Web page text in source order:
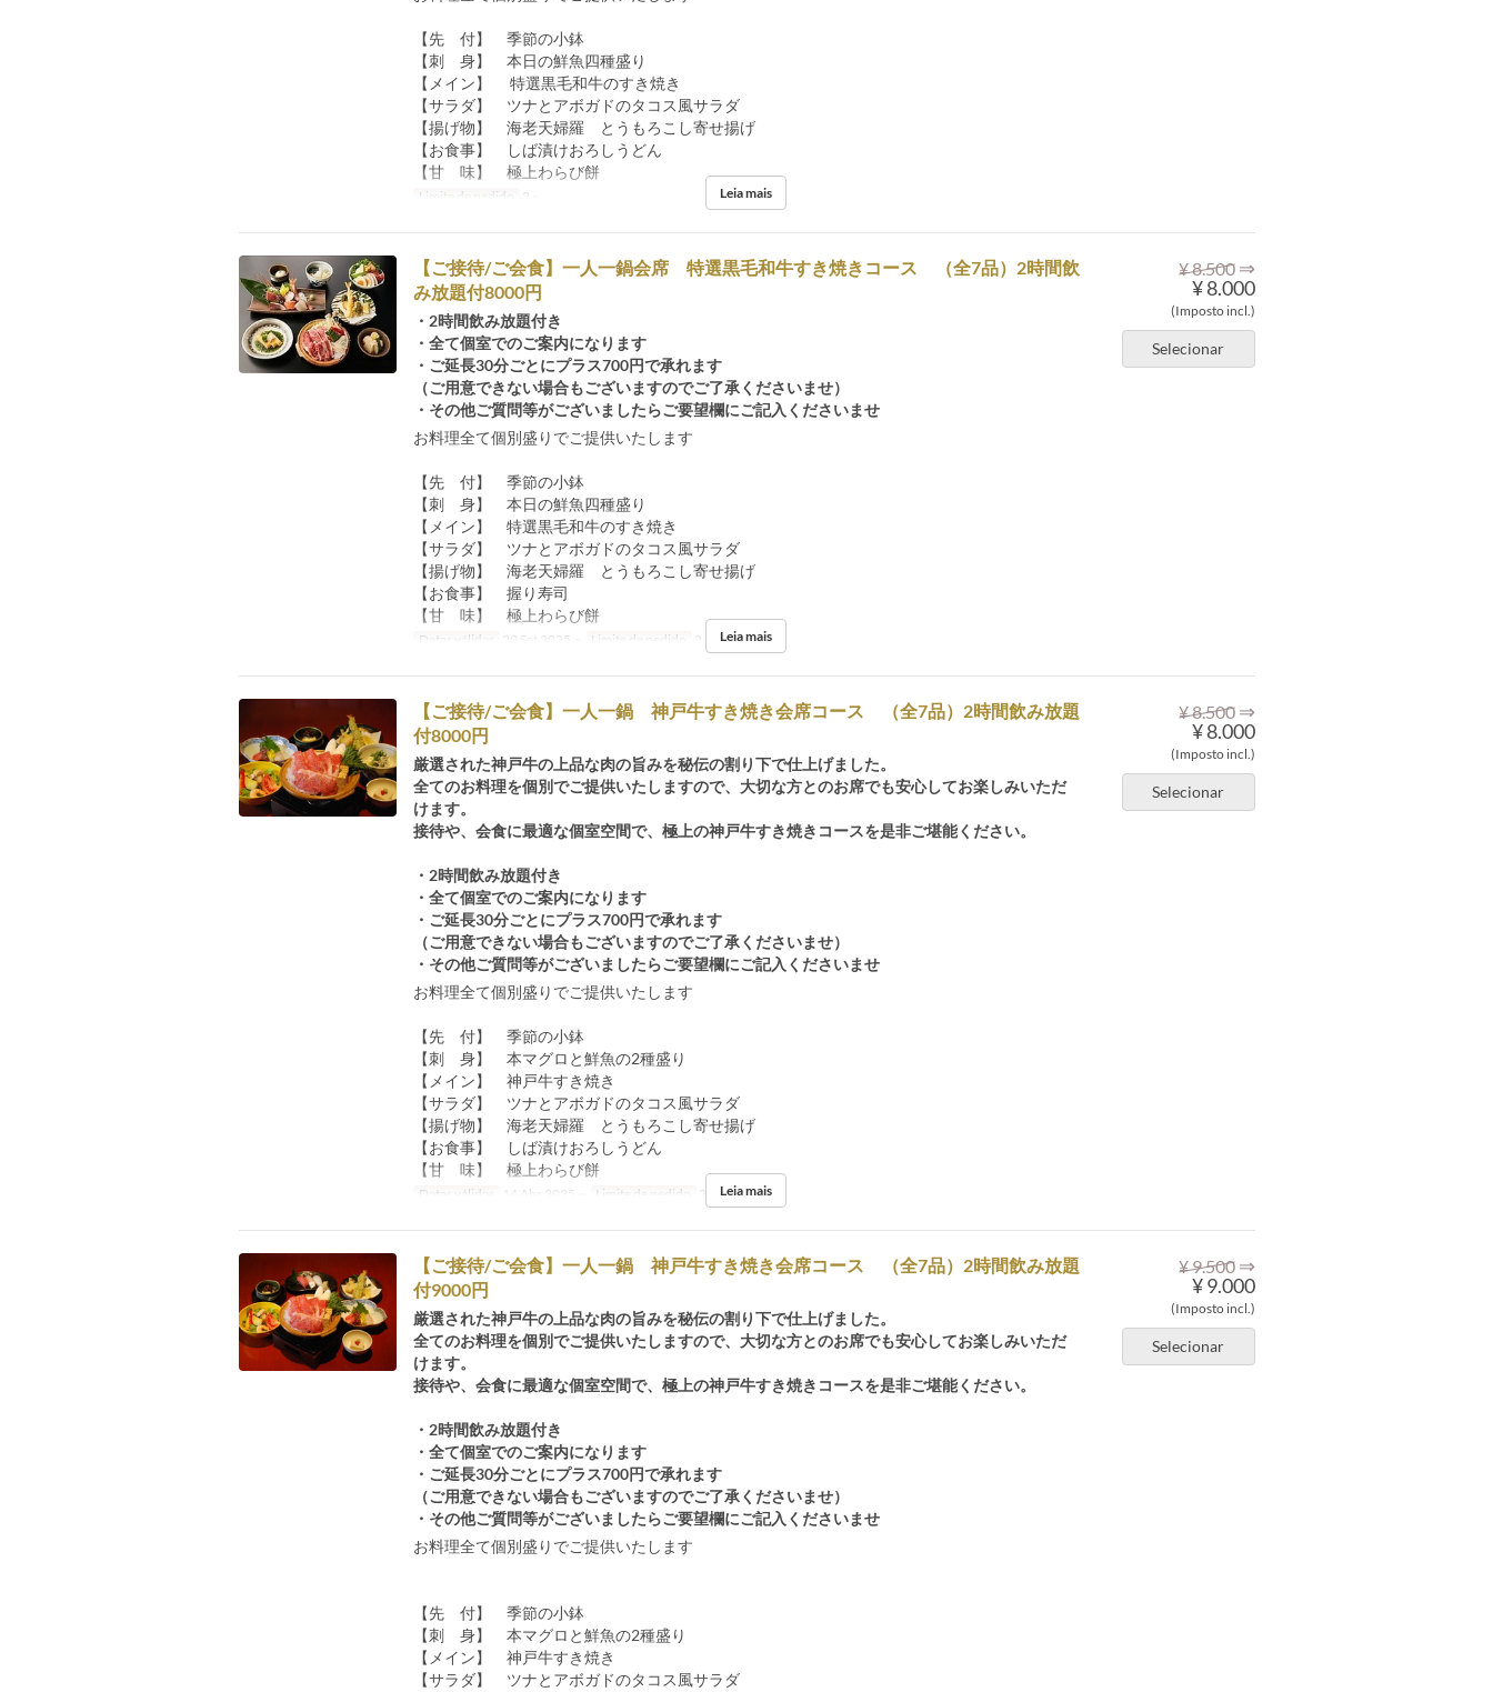
【先 付】 季節の小鉢
【刺 身】 本日の鮮魚四種盛り
【メイン】 特選黒毛和牛のすき焼き
【サラダ】 ツナとアボガドのタコス風サラダ
【揚げ物】 海老天婦羅 とうもろこし寄せ揚げ
【お食事】 しば漬けおろしうどん
【甘 味】 極上わらび餅
Limite de pedido 2 ~ Leia mais
¥ 8.500 ⇒
¥ 8.000
(Imposto incl.)
Selecionar
【ご接待/ご会食】一人一鍋会席 特選黒毛和牛すき焼きコース （全7品）2時間飲
み放題付8000円
・2時間飲み放題付き
・全て個室でのご案内になります
・ご延長30分ごとにプラス700円で承れます
（ご用意できない場合もございますのでご了承くださいませ）
・その他ご質問等がございましたらご要望欄にご記入くださいませ
お料理全て個別盛りでご提供いたします
【先 付】 季節の小鉢
【刺 身】 本日の鮮魚四種盛り
【メイン】 特選黒毛和牛のすき焼き
【サラダ】 ツナとアボガドのタコス風サラダ
【揚げ物】 海老天婦羅 とうもろこし寄せ揚げ
【お食事】 握り寿司
【甘 味】 極上わらび餅
Datas válidas 29 Set 2025 ~ Limite de pedido 2 ~ Leia mais
¥ 8.500 ⇒
¥ 8.000
(Imposto incl.)
Selecionar
【ご接待/ご会食】一人一鍋 神戸牛すき焼き会席コース （全7品）2時間飲み放題
付8000円
厳選された神戸牛の上品な肉の旨みを秘伝の割り下で仕上げました。
全てのお料理を個別でご提供いたしますので、大切な方とのお席でも安心してお楽しみいただ
けます。
接待や、会食に最適な個室空間で、極上の神戸牛すき焼きコースを是非ご堪能ください。
・2時間飲み放題付き
・全て個室でのご案内になります
・ご延長30分ごとにプラス700円で承れます
（ご用意できない場合もございますのでご了承くださいませ）
・その他ご質問等がございましたらご要望欄にご記入くださいませ
お料理全て個別盛りでご提供いたします
【先 付】 季節の小鉢
【刺 身】 本マグロと鮮魚の2種盛り
【メイン】 神戸牛すき焼き
【サラダ】 ツナとアボガドのタコス風サラダ
【揚げ物】 海老天婦羅 とうもろこし寄せ揚げ
【お食事】 しば漬けおろしうどん
【甘 味】 極上わらび餅
Datas válidas 14 Abr 2025 ~ Limite de pedido 2 ~ 18Leia mais
¥ 9.500 ⇒
¥ 9.000
(Imposto incl.)
Selecionar
【ご接待/ご会食】一人一鍋 神戸牛すき焼き会席コース （全7品）2時間飲み放題
付9000円
厳選された神戸牛の上品な肉の旨みを秘伝の割り下で仕上げました。
全てのお料理を個別でご提供いたしますので、大切な方とのお席でも安心してお楽しみいただ
けます。
接待や、会食に最適な個室空間で、極上の神戸牛すき焼きコースを是非ご堪能ください。
・2時間飲み放題付き
・全て個室でのご案内になります
・ご延長30分ごとにプラス700円で承れます
（ご用意できない場合もございますのでご了承くださいませ）
・その他ご質問等がございましたらご要望欄にご記入くださいませ
お料理全て個別盛りでご提供いたします
【先 付】 季節の小鉢
【刺 身】 本マグロと鮮魚の2種盛り
【メイン】 神戸牛すき焼き
【サラダ】 ツナとアボガドのタコス風サラダ